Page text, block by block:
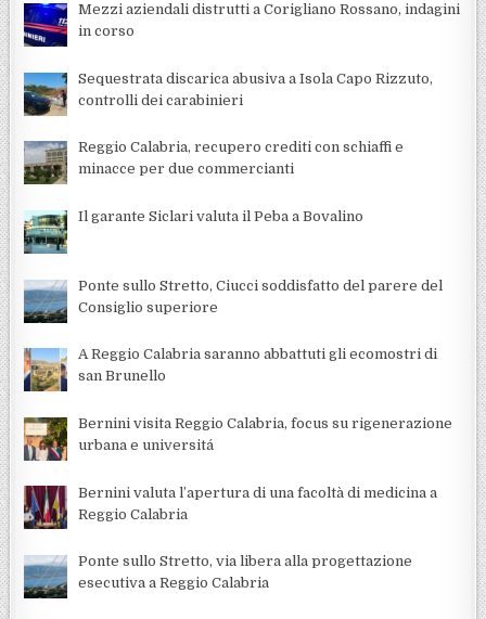
Mezzi aziendali distrutti a Corigliano Rossano, indagini
in corso
Sequestrata discarica abusiva a Isola Capo Rizzuto,
controlli dei carabinieri
Reggio Calabria, recupero crediti con schiaffi e
minacce per due commercianti
Il garante Siclari valuta il Peba a Bovalino
Ponte sullo Stretto, Ciucci soddisfatto del parere del
Consiglio superiore
A Reggio Calabria saranno abbattuti gli ecomostri di
san Brunello
Bernini visita Reggio Calabria, focus su rigenerazione
urbana e universitá
Bernini valuta l’apertura di una facoltà di medicina a
Reggio Calabria
Ponte sullo Stretto, via libera alla progettazione
esecutiva a Reggio Calabria